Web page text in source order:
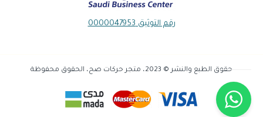
رقم التوثيق 0000047953
حقوق الطبع والنشر © 2023، متجر حركات صح، الحقوق محفوظة